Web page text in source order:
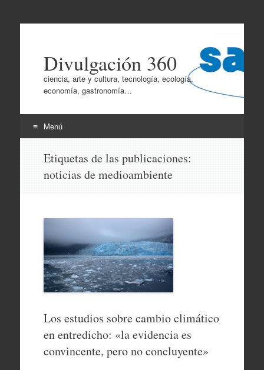
Divulgación 360
ciencia, arte y cultura, tecnología, ecología,
economía, gastronomía…
Menú
contenido
Etiquetas de las publicaciones:
noticias de medioambiente
Los estudios sobre cambio climático
en entredicho: «la evidencia es
convincente, pero no concluyente»